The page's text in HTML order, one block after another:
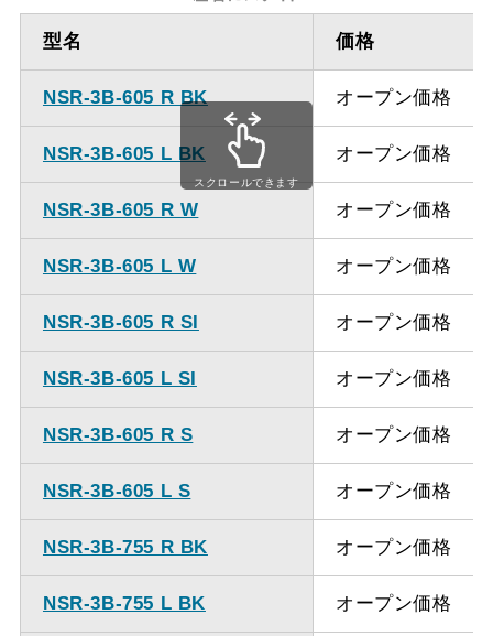
ダクト方向上
方
最大寸法 920ｍｍ
備考
点検口を設けての最小寸
法は弊社にお問い合わせ
ください。
型名 価格
NSR-3B-605 R BK オープン価格
NSR-3B-605 L BK オープン価格
NSR-3B-605 R W オープン価格
NSR-3B-605 L W オープン価格
NSR-3B-605 R SI オープン価格
NSR-3B-605 L SI オープン価格
NSR-3B-605 R S オープン価格
NSR-3B-605 L S オープン価格
NSR-3B-755 R BK オープン価格
NSR-3B-755 L BK オープン価格
スクロールできます